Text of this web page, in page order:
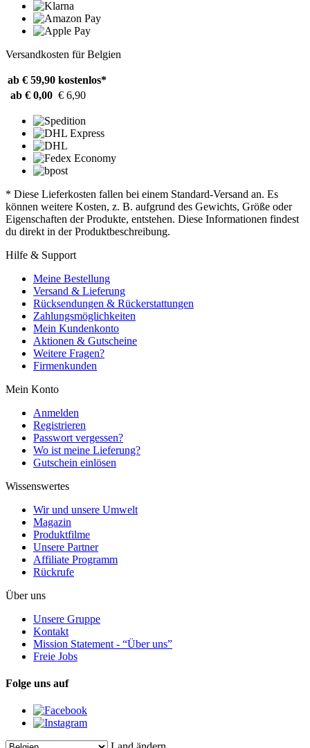
Versandkosten für Belgien
ab € 59,90 kostenlos*
ab € 0,00 € 6,90
* Diese Lieferkosten fallen bei einem Standard-Versand an. Es
können weitere Kosten, z. B. aufgrund des Gewichts, Größe oder
Eigenschaften der Produkte, entstehen. Diese Informationen findest
du direkt in der Produktbeschreibung.
Hilfe & Support
Meine Bestellung
Versand & Lieferung
Rücksendungen & Rückerstattungen
Zahlungsmöglichkeiten
Mein Kundenkonto
Aktionen & Gutscheine
Weitere Fragen?
Firmenkunden
Mein Konto
Anmelden
Registrieren
Passwort vergessen?
Wo ist meine Lieferung?
Gutschein einlösen
Wissenswertes
Wir und unsere Umwelt
Magazin
Produktfilme
Unsere Partner
Affiliate Programm
Rückrufe
Über uns
Unsere Gruppe
Kontakt
Mission Statement - “Über uns”
Freie Jobs
Folge uns auf